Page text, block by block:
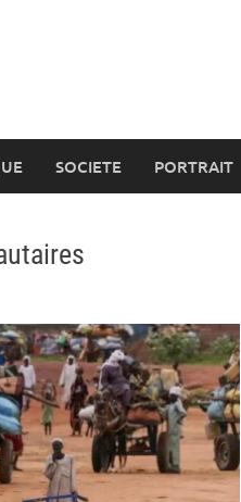
SOCIETE PORTRAIT